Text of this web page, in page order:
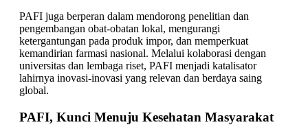
PAFI juga berperan dalam mendorong penelitian dan
pengembangan obat-obatan lokal, mengurangi
ketergantungan pada produk impor, dan memperkuat
kemandirian farmasi nasional. Melalui kolaborasi dengan
universitas dan lembaga riset, PAFI menjadi katalisator
lahirnya inovasi-inovasi yang relevan dan berdaya saing
global.
PAFI, Kunci Menuju Kesehatan Masyarakat